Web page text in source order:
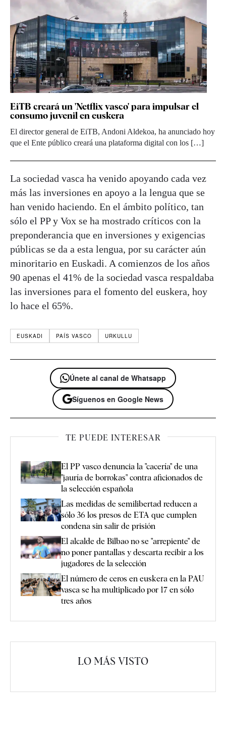
EiTB creará un 'Netflix vasco' para impulsar el
consumo juvenil en euskera
El director general de EiTB, Andoni Aldekoa, ha anunciado hoy
que el Ente público creará una plataforma digital con los […]
La sociedad vasca ha venido apoyando cada vez
más las inversiones en apoyo a la lengua que se
han venido haciendo. En el ámbito político, tan
sólo el PP y Vox se ha mostrado críticos con la
preponderancia que en inversiones y exigencias
públicas se da a esta lengua, por su carácter aún
minoritario en Euskadi. A comienzos de los años
90 apenas el 41% de la sociedad vasca respaldaba
las inversiones para el fomento del euskera, hoy
lo hace el 65%.
EUSKADI PAÍS VASCO URKULLU
Únete al canal de Whatsapp
Síguenos en Google News
TE PUEDE INTERESAR
El PP vasco denuncia la "cacería" de una
"jauría de borrokas" contra aficionados de
la selección española
Las medidas de semilibertad reducen a
sólo 36 los presos de ETA que cumplen
condena sin salir de prisión
El alcalde de Bilbao no se "arrepiente" de
no poner pantallas y descarta recibir a los
jugadores de la selección
El número de ceros en euskera en la PAU
vasca se ha multiplicado por 17 en sólo
tres años
LO MÁS VISTO